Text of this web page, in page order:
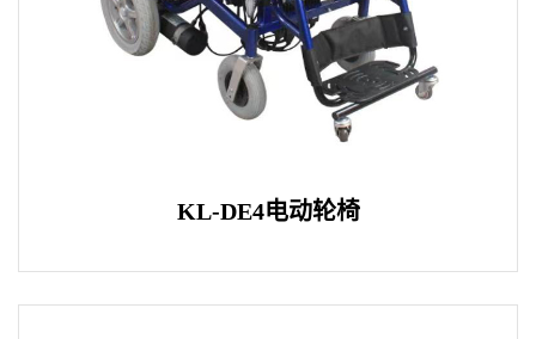
KL-DE4电动轮椅